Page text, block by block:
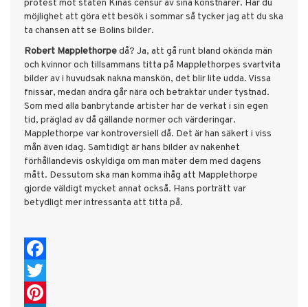
protest mot staten Kinas censur av sina konstnärer. Har du
möjlighet att göra ett besök i sommar så tycker jag att du ska
ta chansen att se Bolins bilder.
Robert Mapplethorpedå? Ja, att gå runt bland okända män
och kvinnor och tillsammans titta på Mapplethorpes svartvita
bilder av i huvudsak nakna manskön, det blir lite udda. Vissa
fnissar, medan andra går nära och betraktar under tystnad.
Som med alla banbrytande artister har de verkat i sin egen
tid, präglad av då gällande normer och värderingar.
Mapplethorpe var kontroversiell då. Det är han säkert i viss
mån även idag. Samtidigt är hans bilder av nakenhet
förhållandevis oskyldiga om man mäter dem med dagens
mått. Dessutom ska man komma ihåg att Mapplethorpe
gjorde väldigt mycket annat också. Hans porträtt var
betydligt mer intressanta att titta på.
Facebook
Twitter